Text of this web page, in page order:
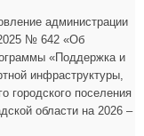
администрации
№ 642 «Об
«Поддержка и
инфраструктуры,
городского поселения
области на 2026 –